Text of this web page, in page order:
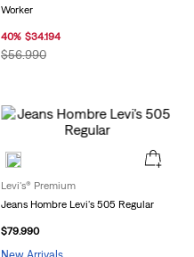
Worker
40% $34.194
$56.990
Levi's® Premium
Jeans Hombre Levi's 505 Regular
$79.990